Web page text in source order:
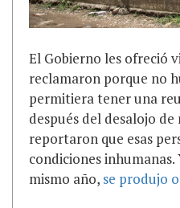
El Gobierno les ofreció
reclamaron porque no
permitiera tener una
después del desalojo
reportaron que esas
condiciones inhumanas.
mismo año, se produjo